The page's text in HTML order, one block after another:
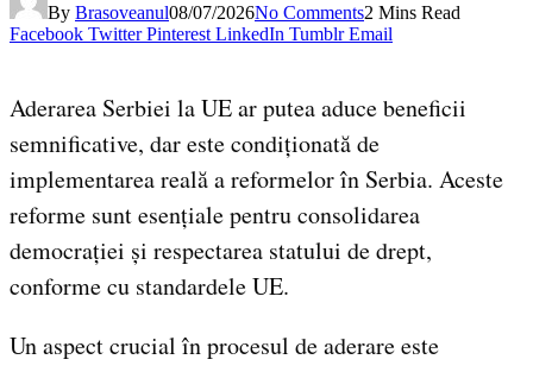
By Brasoveanul08/07/2026No Comments2 Mins Read
Facebook Twitter Pinterest LinkedIn Tumblr Email
Aderarea Serbiei la UE ar putea aduce beneficii
semnificative, dar este condiționată de
implementarea reală a reformelor în Serbia. Aceste
reforme sunt esențiale pentru consolidarea
democrației și respectarea statului de drept,
conforme cu standardele UE.
Un aspect crucial în procesul de aderare este